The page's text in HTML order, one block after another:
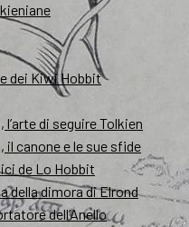
dei Kiwi Hobbit
di seguire Tolkien
il canone e le sue sfide
de Lo Hobbit
della dimora di Elrond
dell’Anello